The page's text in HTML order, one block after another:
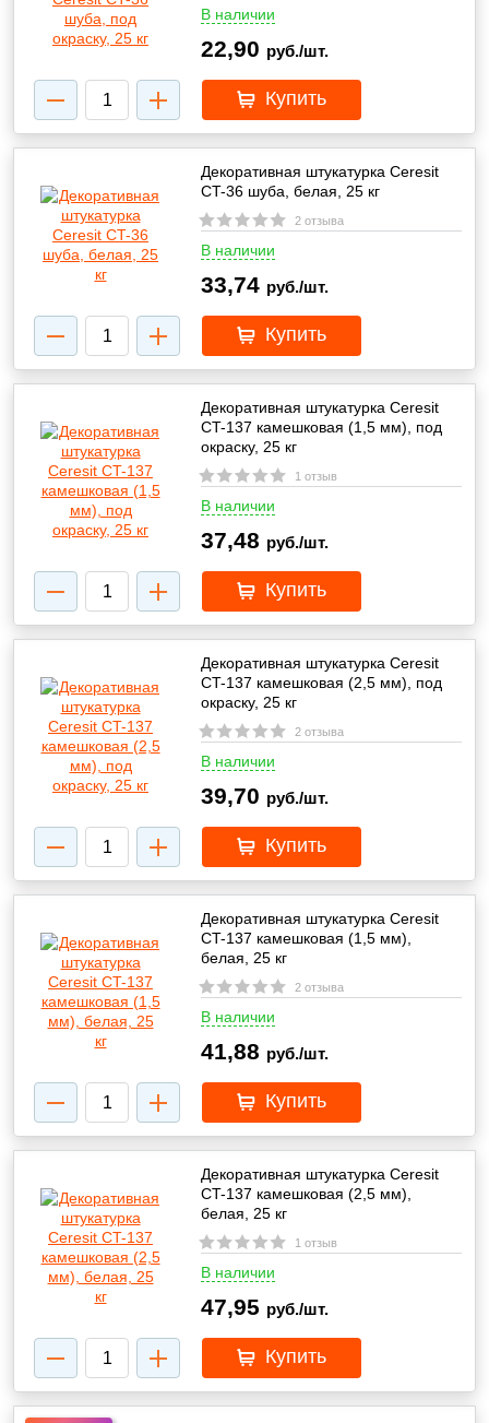
В наличии
22,90 руб./шт.
Купить
Декоративная штукатурка Ceresit
CT-36 шуба, белая, 25 кг
2 отзыва
В наличии
33,74 руб./шт.
Купить
Декоративная штукатурка Ceresit
CT-137 камешковая (1,5 мм), под
окраску, 25 кг
1 отзыв
В наличии
37,48 руб./шт.
Купить
Декоративная штукатурка Ceresit
CT-137 камешковая (2,5 мм), под
окраску, 25 кг
2 отзыва
В наличии
39,70 руб./шт.
Купить
Декоративная штукатурка Ceresit
CT-137 камешковая (1,5 мм),
белая, 25 кг
2 отзыва
В наличии
41,88 руб./шт.
Купить
Декоративная штукатурка Ceresit
CT-137 камешковая (2,5 мм),
белая, 25 кг
1 отзыв
В наличии
47,95 руб./шт.
Купить